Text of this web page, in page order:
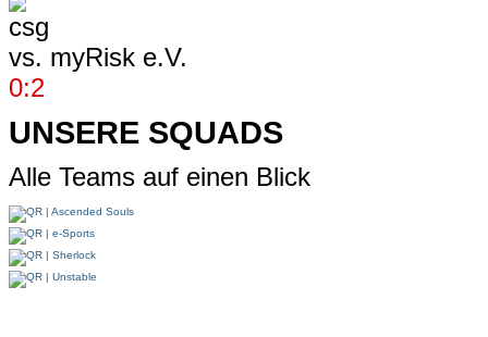
vs. myRisk e.V.
0:2
UNSERE SQUADS
Alle Teams auf einen Blick